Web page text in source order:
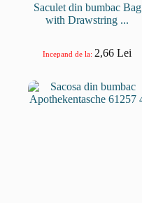
Saculet din bumbac Bag
with Drawstring ...
Incepand de la: 2,66Lei